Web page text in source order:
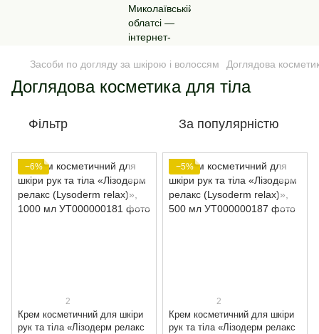
Засоби по догляду за шкірою і волоссям Доглядова
Доглядова косметика для тіла
Фільтр За популярністю
−6%
2
Крем косметичний для шкіри
рук та тіла «Лізодерм релакс
−5%
2
Крем косметичний для шкіри
рук та тіла «Лізодерм релакс